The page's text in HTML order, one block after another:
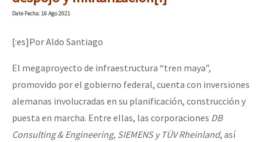
Mundo
AutonomÍa y Resistencia
Megaproyectos
Migración
Dia 1: Encontro “Guerra contra a Humanidade”
[CDMX – 20 julio] Jornadas globales por la libertad de Jesús
DateFecha: 16 Ago 2021
[:es]Por Aldo Santiago
El megaproyecto de infraestructura “tren maya”,
promovido por el gobierno federal, cuenta con inversiones
alemanas involucradas en su planificación, construcción y
puesta en marcha. Entre ellas, las corporaciones DB
Consulting & Engineering, SIEMENS y TÜV Rheinland, así